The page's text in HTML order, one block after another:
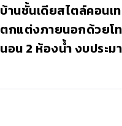
บ้านชั้นเดียสไตล์คอนเ
ตกแต่งภายนอกด้วยโ
นอน 2 ห้องน้ำ งบประม